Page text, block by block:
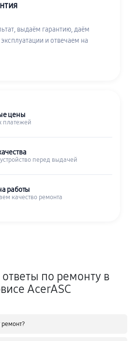
выдаём гарантию, даём
и отвечаем на
цены
платежей
перед выдачей
работы
качество ремонта
по ремонту в
AcerASC